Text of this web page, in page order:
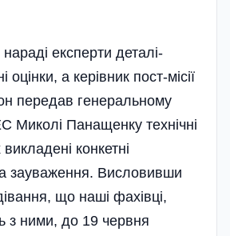
нараді експерти деталі­
оцінки, а керівник пост-місії
передав генеральному
Миколі Панащенку технічні
конкетні
зауваження. Висловивши
що наші фахівці,
з ними, до 19 червня